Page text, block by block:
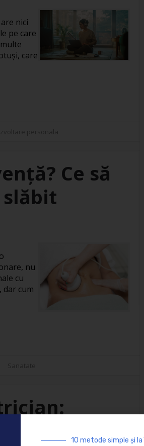
nici
pe care
care
Ce să
nu
cu
dar cum
10 metode simple și